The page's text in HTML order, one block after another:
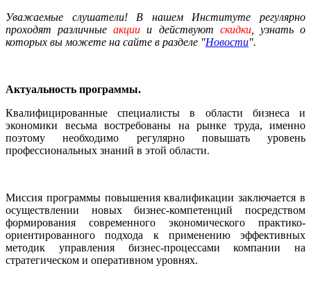
Уважаемые слушатели! В нашем Институте регулярно
проходят различныеакции и действуют скидки, узнать о
которых вы можете на сайте в разделе "Новости".
Актуальность программы.
Квалифицированные специалисты в области бизнеса и
экономики весьма востребованы на рынке труда, именно
поэтому необходимо регулярно повышать уровень
профессиональных знаний в этой области.
Миссия программы повышения квалификации заключается в
осуществлении новых бизнес-компетенций посредством
формирования современного экономического практико-
ориентированного подхода к применению эффективных
методик управления бизнес-процессами компании на
стратегическом и оперативном уровнях.